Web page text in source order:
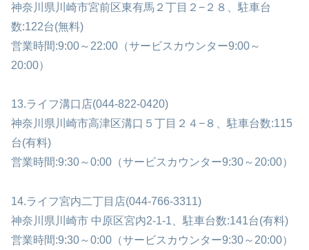
神奈川県川崎市宮前区東有馬２丁目２−２８、駐車台
数:122台(無料)
営業時間:9:00～22:00（サービスカウンター9:00～
20:00）
13.ライフ溝口店(044-822-0420)
神奈川県川崎市高津区溝口５丁目２４−８、駐車台数:115
台(有料)
営業時間:9:30～0:00（サービスカウンター9:30～20:00）
14.ライフ宮内二丁目店(044-766-3311)
神奈川県川崎市 中原区宮内2-1-1、駐車台数:141台(有料)
営業時間:9:30～0:00（サービスカウンター9:30～20:00）